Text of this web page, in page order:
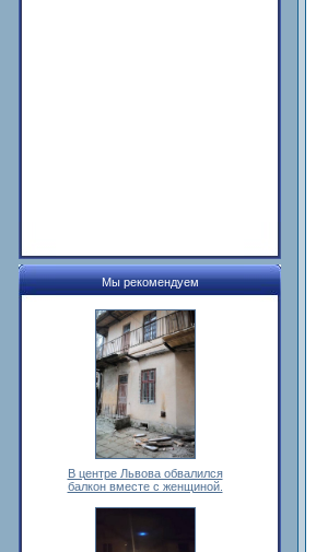
Мы рекомендуем
В центре Львова обвалился
балкон вместе с женщиной.